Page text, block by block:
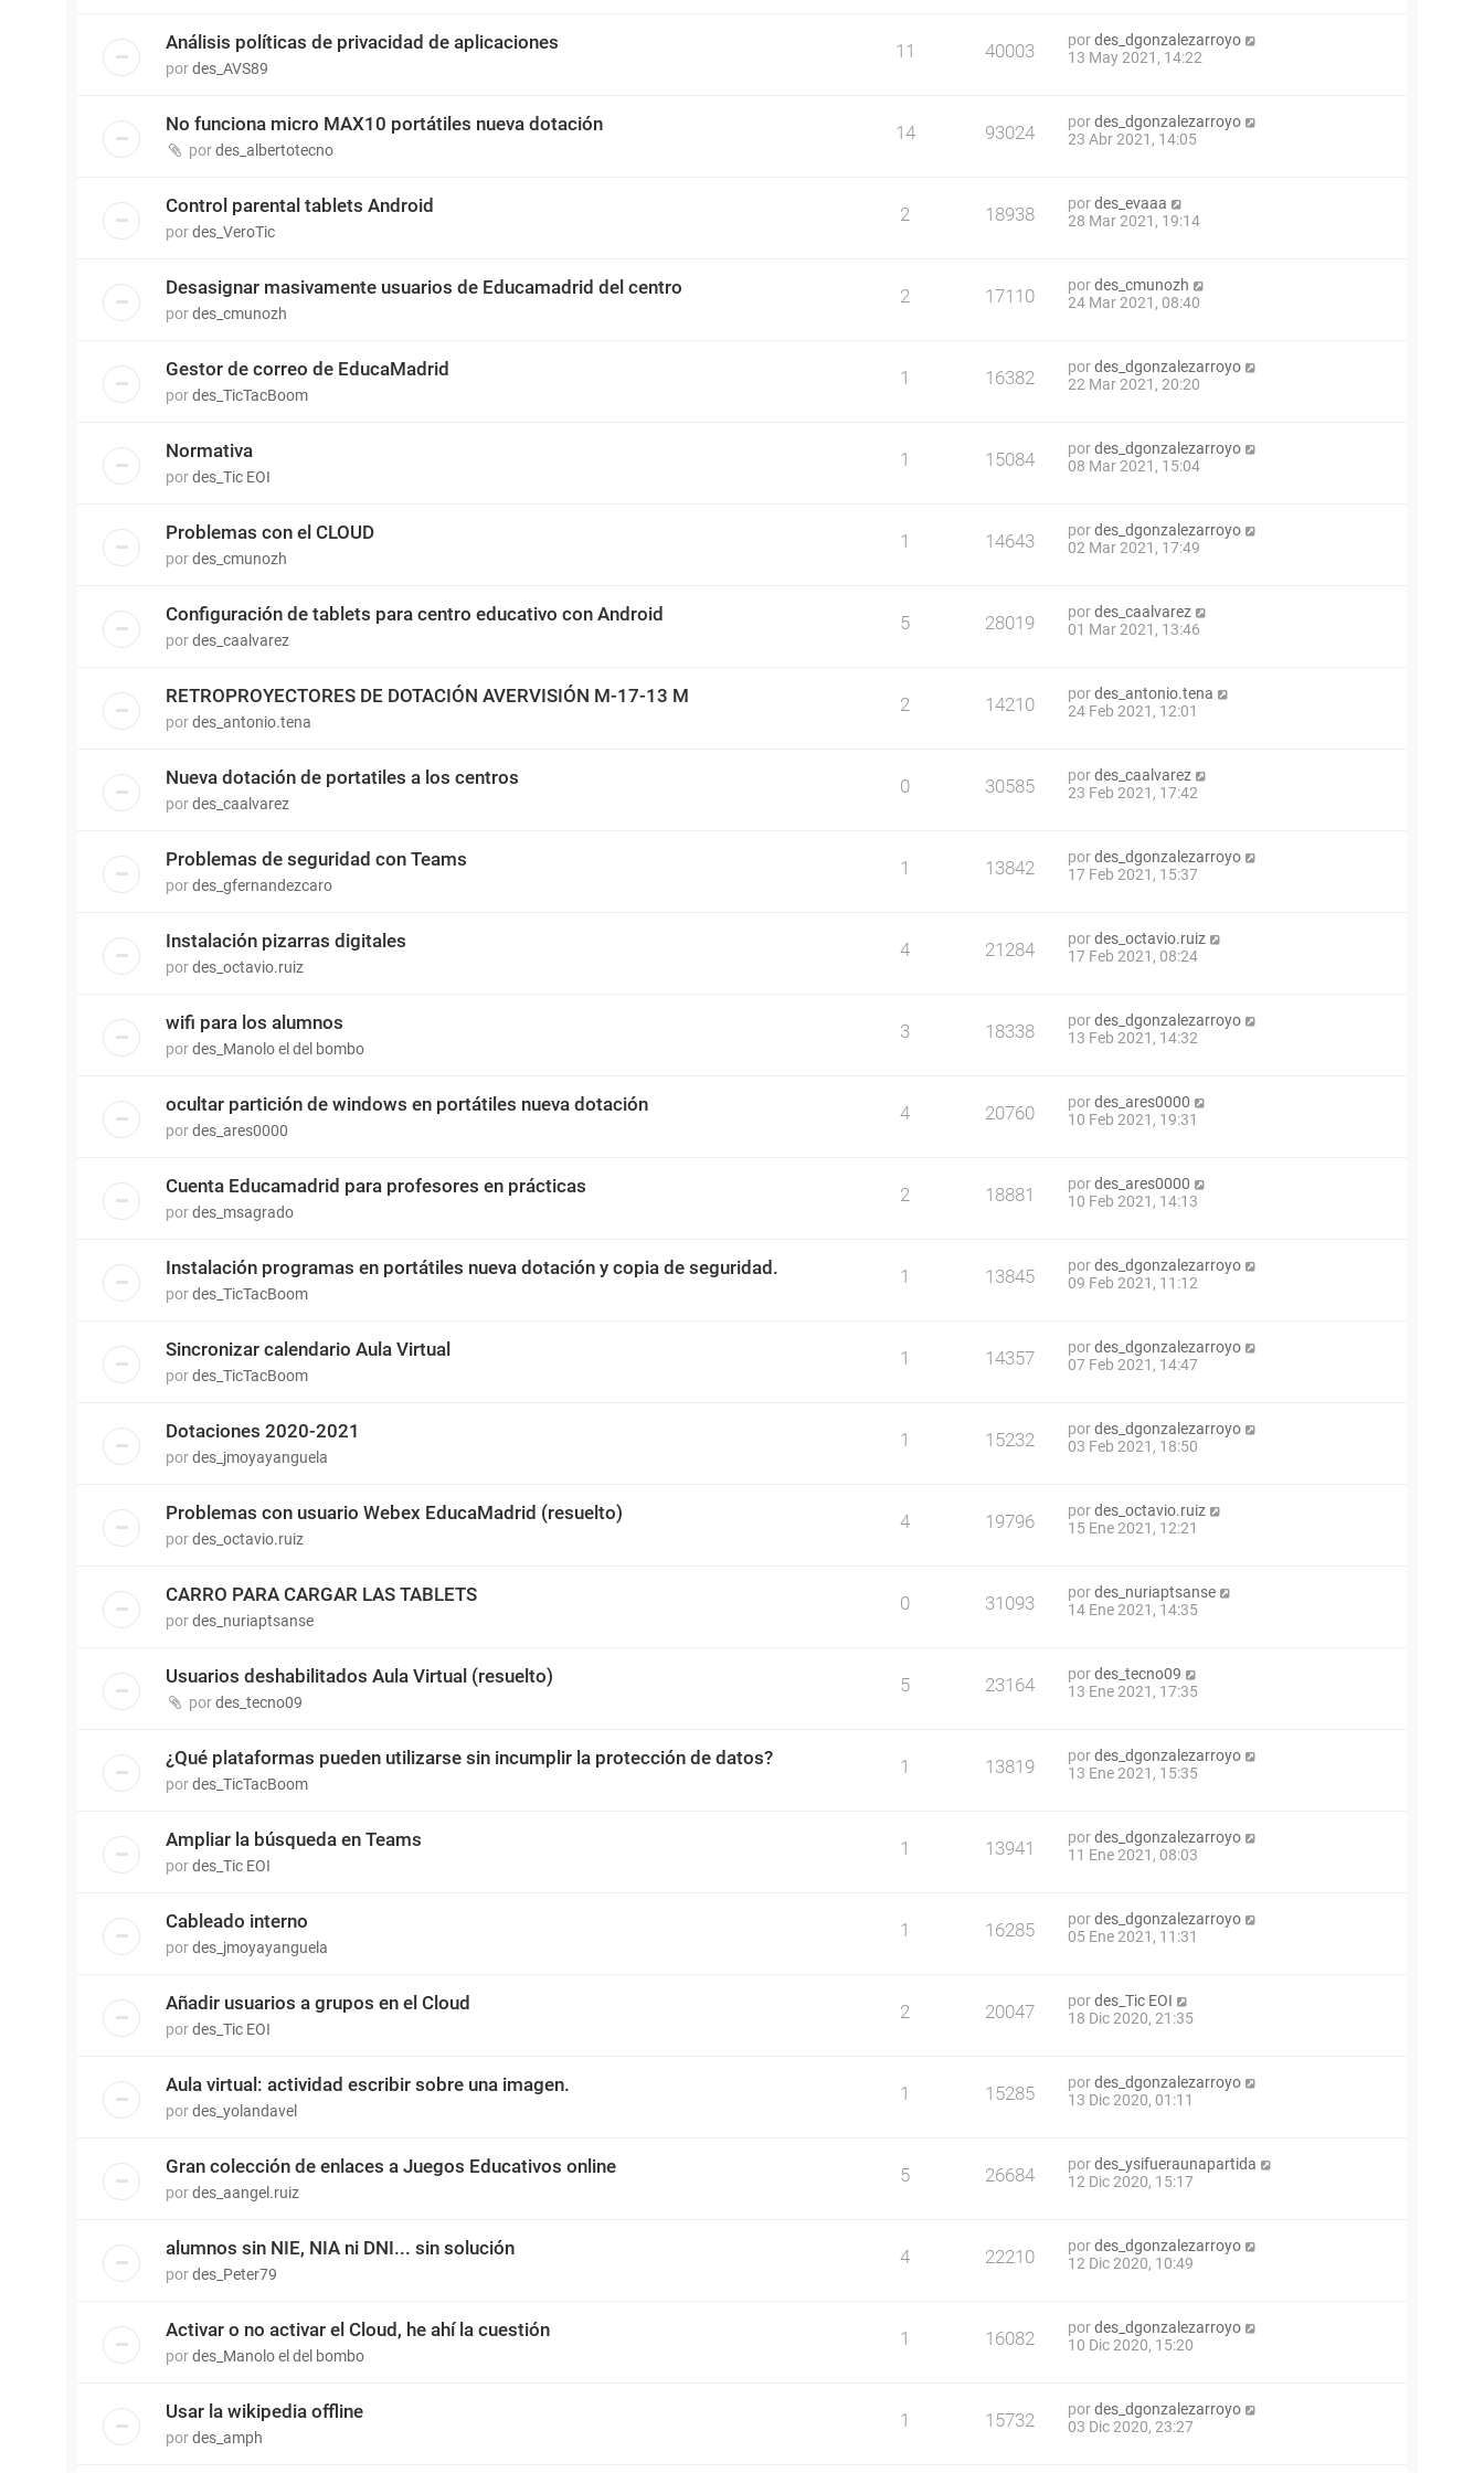
Análisis políticas de privacidad de aplicaciones
pordes_AVS89
11 40003 pordes_dgonzalezarroyo
13 May 2021, 14:22
No funciona micro MAX10 portátiles nueva dotación
pordes_albertotecno
14 93024 pordes_dgonzalezarroyo
23 Abr 2021, 14:05
Control parental tablets Android
pordes_VeroTic
2 18938 pordes_evaaa
28 Mar 2021, 19:14
Desasignar masivamente usuarios de Educamadrid del centro
pordes_cmunozh
2 17110 pordes_cmunozh
24 Mar 2021, 08:40
Gestor de correo de EducaMadrid
pordes_TicTacBoom
1 16382 pordes_dgonzalezarroyo
22 Mar 2021, 20:20
Normativa
pordes_Tic EOI
1 15084 pordes_dgonzalezarroyo
08 Mar 2021, 15:04
Problemas con el CLOUD
pordes_cmunozh
1 14643 pordes_dgonzalezarroyo
02 Mar 2021, 17:49
Configuración de tablets para centro educativo con Android
pordes_caalvarez
5 28019 pordes_caalvarez
01 Mar 2021, 13:46
RETROPROYECTORES DE DOTACIÓN AVERVISIÓN M-17-13 M
pordes_antonio.tena
2 14210 pordes_antonio.tena
24 Feb 2021, 12:01
Nueva dotación de portatiles a los centros
pordes_caalvarez
0 30585 pordes_caalvarez
23 Feb 2021, 17:42
Problemas de seguridad con Teams
pordes_gfernandezcaro
1 13842 pordes_dgonzalezarroyo
17 Feb 2021, 15:37
Instalación pizarras digitales
pordes_octavio.ruiz
4 21284 pordes_octavio.ruiz
17 Feb 2021, 08:24
wifi para los alumnos
pordes_Manolo el del bombo
3 18338 pordes_dgonzalezarroyo
13 Feb 2021, 14:32
ocultar partición de windows en portátiles nueva dotación
pordes_ares0000
4 20760 pordes_ares0000
10 Feb 2021, 19:31
Cuenta Educamadrid para profesores en prácticas
pordes_msagrado
2 18881 pordes_ares0000
10 Feb 2021, 14:13
Instalación programas en portátiles nueva dotación y copia de seguridad.
pordes_TicTacBoom
1 13845 pordes_dgonzalezarroyo
09 Feb 2021, 11:12
Sincronizar calendario Aula Virtual
pordes_TicTacBoom
1 14357 pordes_dgonzalezarroyo
07 Feb 2021, 14:47
Dotaciones 2020-2021
pordes_jmoyayanguela
1 15232 pordes_dgonzalezarroyo
03 Feb 2021, 18:50
Problemas con usuario Webex EducaMadrid (resuelto)
pordes_octavio.ruiz
4 19796 pordes_octavio.ruiz
15 Ene 2021, 12:21
CARRO PARA CARGAR LAS TABLETS
pordes_nuriaptsanse
0 31093 pordes_nuriaptsanse
14 Ene 2021, 14:35
Usuarios deshabilitados Aula Virtual (resuelto)
pordes_tecno09
5 23164 pordes_tecno09
13 Ene 2021, 17:35
¿Qué plataformas pueden utilizarse sin incumplir la protección de datos?
pordes_TicTacBoom
1 13819 pordes_dgonzalezarroyo
13 Ene 2021, 15:35
Ampliar la búsqueda en Teams
pordes_Tic EOI
1 13941 pordes_dgonzalezarroyo
11 Ene 2021, 08:03
Cableado interno
pordes_jmoyayanguela
1 16285 pordes_dgonzalezarroyo
05 Ene 2021, 11:31
Añadir usuarios a grupos en el Cloud
pordes_Tic EOI
2 20047 pordes_Tic EOI
18 Dic 2020, 21:35
Aula virtual: actividad escribir sobre una imagen.
pordes_yolandavel
1 15285 pordes_dgonzalezarroyo
13 Dic 2020, 01:11
Gran colección de enlaces a Juegos Educativos online
pordes_aangel.ruiz
5 26684 pordes_ysifueraunapartida
12 Dic 2020, 15:17
alumnos sin NIE, NIA ni DNI... sin solución
pordes_Peter79
4 22210 pordes_dgonzalezarroyo
12 Dic 2020, 10:49
Activar o no activar el Cloud, he ahí la cuestión
pordes_Manolo el del bombo
1 16082 pordes_dgonzalezarroyo
10 Dic 2020, 15:20
Usar la wikipedia offline
pordes_amph
1 15732 pordes_dgonzalezarroyo
03 Dic 2020, 23:27